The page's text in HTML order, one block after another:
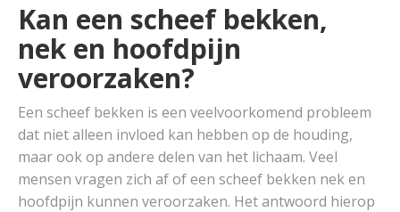
Kan een scheef bekken,
nek en hoofdpijn
veroorzaken?
Een scheef bekken is een veelvoorkomend probleem
dat niet alleen invloed kan hebben op de houding,
maar ook op andere delen van het lichaam. Veel
mensen vragen zich af of een scheef bekken nek en
hoofdpijn kunnen veroorzaken. Het antwoord hierop